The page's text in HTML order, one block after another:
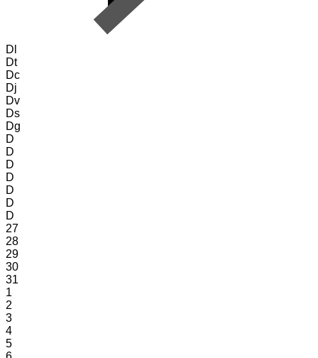
Dl
Dt
Dc
Dj
Dv
Ds
Dg
D
D
D
D
D
D
D
27
28
29
30
31
1
2
3
4
5